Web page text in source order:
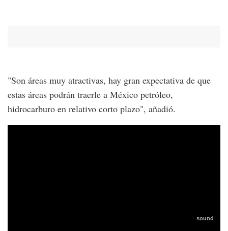
"Son áreas muy atractivas, hay gran expectativa de que
estas áreas podrán traerle a México petróleo,
hidrocarburo en relativo corto plazo", añadió.